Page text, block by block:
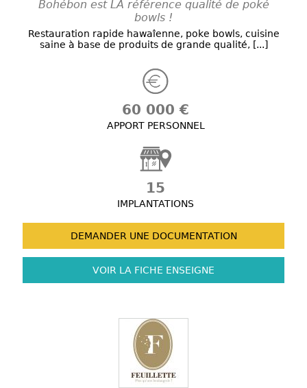
Bohébon est LA référence qualité de poké
bowls !
Restauration rapide hawaîenne, poke bowls, cuisine
saine à base de produits de grande qualité, [...]
60 000 €
APPORT PERSONNEL
15
IMPLANTATIONS
DEMANDER UNE DOCUMENTATION
VOIR LA FICHE ENSEIGNE